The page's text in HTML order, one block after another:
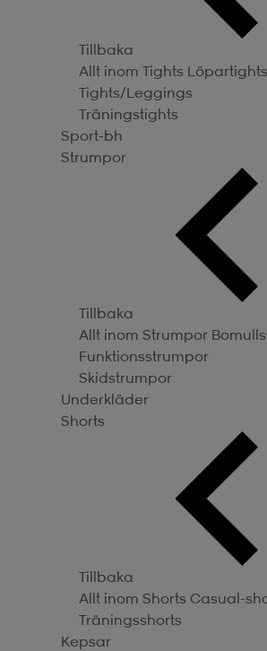
Tillbaka
Allt inom Tights Löpartights
Tights/Leggings
Träningstights
Sport-bh
Strumpor
Tillbaka
Allt inom Strumpor
Funktionsstrumpor
Skidstrumpor
Underkläder
Shorts
Tillbaka
Allt inom Shorts Casual-
Träningsshorts
Kepsar